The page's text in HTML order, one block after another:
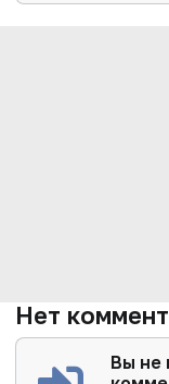
Нет
Вы не